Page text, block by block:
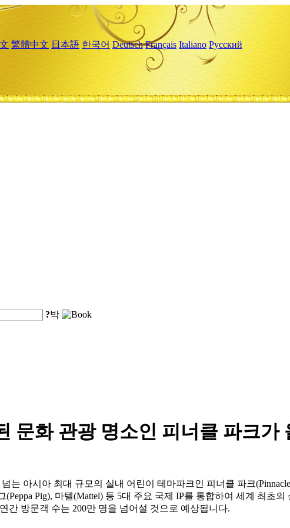
繁體中文 日本語 한국어 Deutsch Français Italiano Русский
?박
문화 관광 명소인 피너클 파크가
는 아시아 최대 규모의 실내 어린이 테마파크인 피너클 파크
Pig), 마텔(Mattel) 등 5대 주요 국제 IP를 통합하여 세계 최초
간 방문객 수는 200만 명을 넘어설 것으로 예상됩니다.